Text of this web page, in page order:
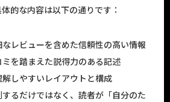
的な内容は以下の通りです：
レビューを含めた信頼性の高い情報
を踏まえた説得力のある記述
しやすいレイアウトと構成
るだけではなく、読者が「自分のた